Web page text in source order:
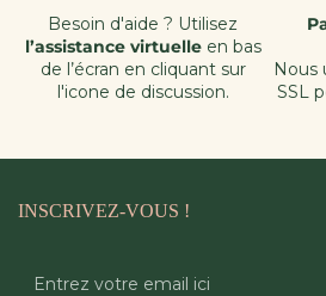
Besoin d'aide ? Utilisez
l’assistance virtuelle en bas
de l’écran en cliquant sur
l'icone de discussion.
Nous
SSL
INSCRIVEZ-VOUS !
Entrez